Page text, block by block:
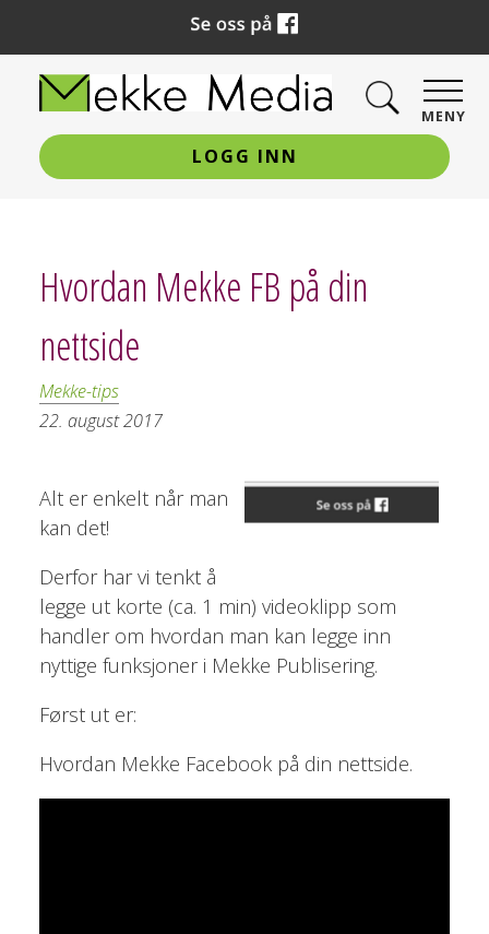
MENY
LOGG INN
Hvordan Mekke FB på din
nettside
Mekke-tips
22. august 2017
Alt er enkelt når man
kan det!
Derfor har vi tenkt å
legge ut korte (ca. 1 min) videoklipp som
handler om hvordan man kan legge inn
nyttige funksjoner i Mekke Publisering.
Først ut er:
Hvordan Mekke Facebook på din nettside.